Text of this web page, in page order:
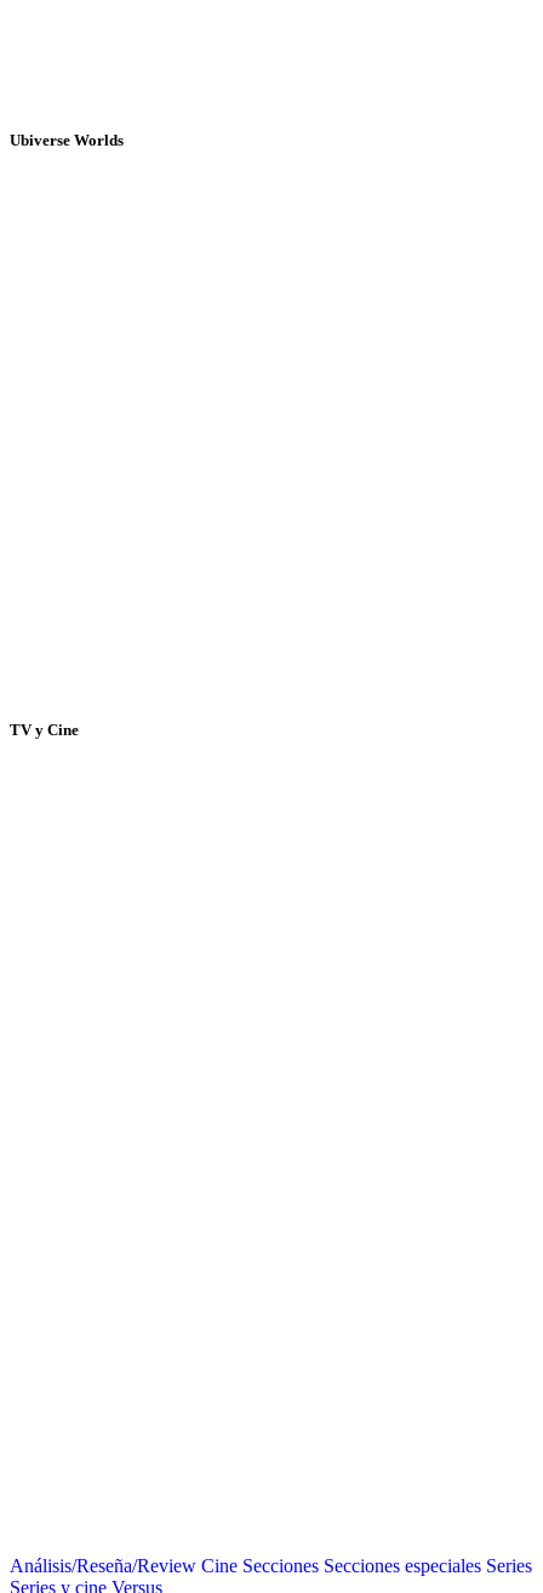
Ubiverse Worlds
TV y Cine
Análisis/Reseña/Review Cine Secciones Secciones especiales Series
Series y cine Versus